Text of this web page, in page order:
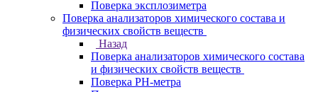
Поверка эксплозиметра
Поверка анализаторов химического состава и
физических свойств веществ
Назад
Поверка анализаторов химического состава
и физических свойств веществ
Поверка PH-метра